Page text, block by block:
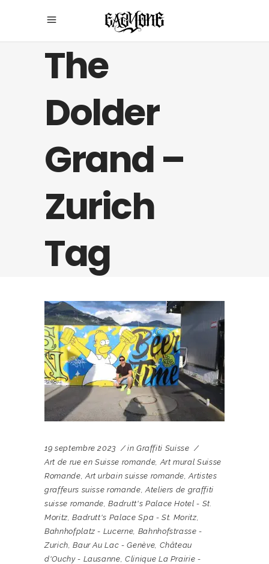
The
Dolder
Grand –
Zurich
Tag
19 septembre 2023 in Graffiti Suisse
Art de rue en Suisse romande,Art mural Suisse
Romande,Art urbain suisse romande,Artistes
graffeurs suisse romande,Ateliers de graffiti
suisse romande,Badrutt's Palace Hotel - St.
Moritz,Badrutt's Palace Spa - St. Moritz,
Bahnhofplatz - Lucerne, Bahnhofstrasse -
Zurich,Baur Au Lac - Genève, Château
d'Ouchy - Lausanne,Clinique La Prairie -